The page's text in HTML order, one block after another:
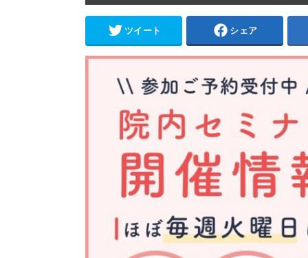
ツイート シェア